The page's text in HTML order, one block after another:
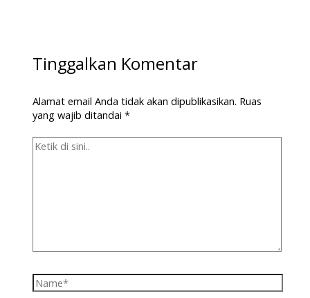
Tinggalkan Komentar
Alamat email Anda tidak akan dipublikasikan. Ruas
yang wajib ditandai*